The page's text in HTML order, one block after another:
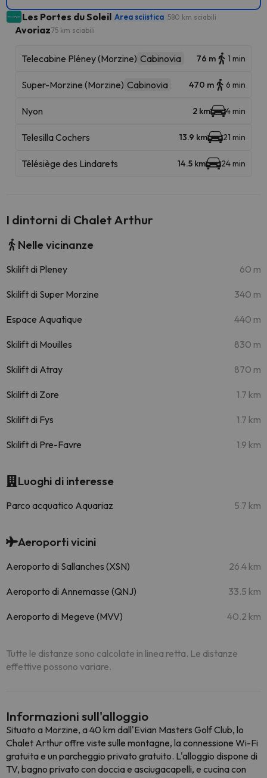
Les Portes du Soleil Area sciistica 580 km sciabili
Avoriaz75 km sciabili
Telecabine Pléney (Morzine) Cabinovia 76 m 1 min
Super-Morzine (Morzine) Cabinovia 470 m 6 min
Nyon 2 km 4 min
Telesilla Cochers 13.9 km 21 min
Télésiège des Lindarets 14.5 km 24 min
I dintorni di Chalet Arthur
Nelle vicinanze
Skilift di Pleney 60 m
Skilift di Super Morzine 340 m
Espace Aquatique 440 m
Skilift di Mouilles 830 m
Skilift di Atray 870 m
Skilift di Zore 1.7 km
Skilift di Fys 1.7 km
Skilift di Pre-Favre 1.9 km
Luoghi di interesse
Parco acquatico Aquariaz 5.7 km
Aeroporti vicini
Aeroporto di Sallanches (XSN) 26.4 km
Aeroporto di Annemasse (QNJ) 33.5 km
Aeroporto di Megeve (MVV) 40.2 km
Tutte le distanze sono calcolate in linea retta. Le distanze
effettive possono variare.
Informazioni sull'alloggio
Situato a Morzine, a 40 km dall'Evian Masters Golf Club, lo
Chalet Arthur offre viste sulle montagne, la connessione Wi-Fi
gratuita e un parcheggio privato gratuito. L'alloggio dispone di
TV, bagno privato con doccia e asciugacapelli, e cucina con